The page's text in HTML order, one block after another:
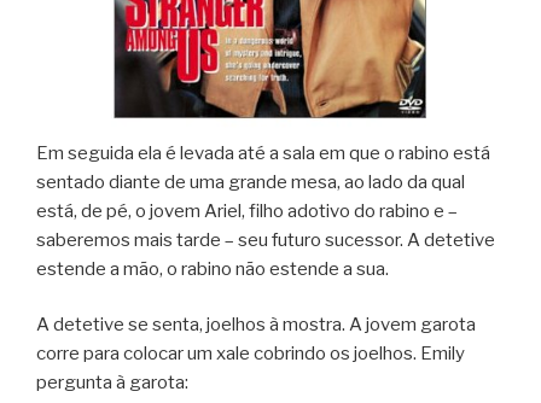
Em seguida ela é levada até a sala em que o rabino está
sentado diante de uma grande mesa, ao lado da qual
está, de pé, o jovem Ariel, filho adotivo do rabino e –
saberemos mais tarde – seu futuro sucessor. A detetive
estende a mão, o rabino não estende a sua.
A detetive se senta, joelhos à mostra. A jovem garota
corre para colocar um xale cobrindo os joelhos. Emily
pergunta à garota: